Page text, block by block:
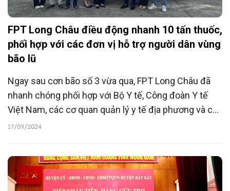
FPT Long Châu điều động nhanh 10 tấn thuốc,
phối hợp với các đơn vị hỗ trợ người dân vùng
bão lũ
Ngay sau cơn bão số 3 vừa qua, FPT Long Châu đã
nhanh chóng phối hợp với Bộ Y tế, Công đoàn Y tế
Việt Nam, các cơ quan quản lý y tế địa phương và các
cơ quan báo đài để thực hiện hỗ trợ ứng cứu sản
17/09/2024